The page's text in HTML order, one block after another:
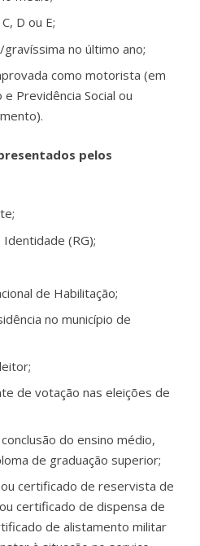
D ou E;
no último ano;
como motorista (em
Previdência Social ou
pelos
(RG);
de Habilitação;
no município de
de votação nas eleições de
do ensino médio,
de graduação superior;
certificado de reservista de
certificado de dispensa de
de alistamento militar